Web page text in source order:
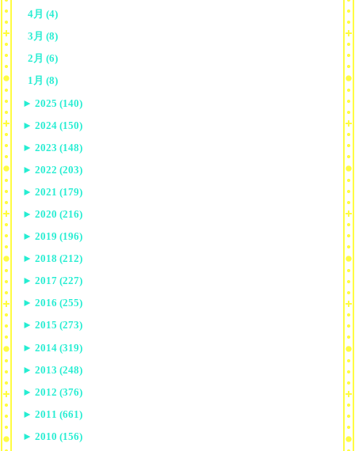
4月 (4)
3月 (8)
2月 (6)
1月 (8)
► 2025 (140)
► 2024 (150)
► 2023 (148)
► 2022 (203)
► 2021 (179)
► 2020 (216)
► 2019 (196)
► 2018 (212)
► 2017 (227)
► 2016 (255)
► 2015 (273)
► 2014 (319)
► 2013 (248)
► 2012 (376)
► 2011 (661)
► 2010 (156)